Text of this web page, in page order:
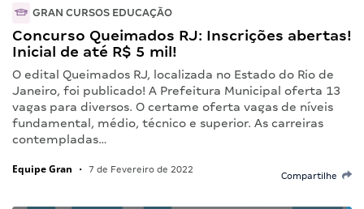
GRAN CURSOS EDUCAÇÃO
Concurso Queimados RJ: Inscrições abertas!
Inicial de até R$ 5 mil!
O edital Queimados RJ, localizada no Estado do Rio de
Janeiro, foi publicado! A Prefeitura Municipal oferta 13
vagas para diversos. O certame oferta vagas de níveis
fundamental, médio, técnico e superior. As carreiras
contempladas…
Equipe Gran • 7 de Fevereiro de 2022
Compartilhe